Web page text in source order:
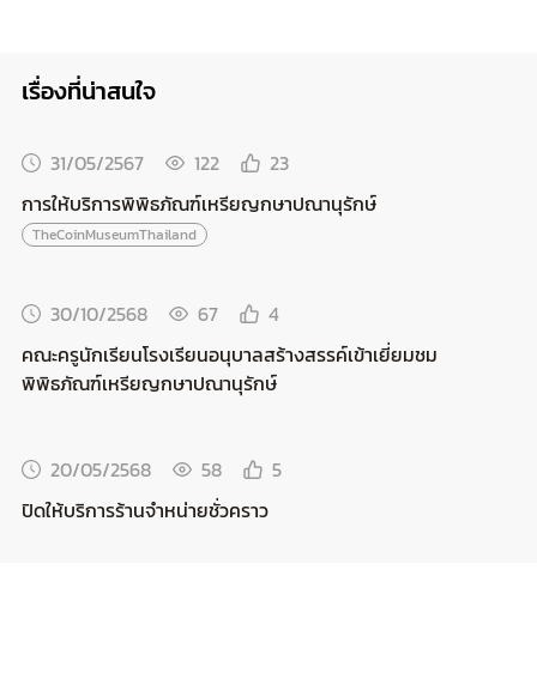
เรื่องที่น่าสนใจ
31/05/2567 122
23
การให้บริการพิพิธภัณฑ์เหรียญกษาปณานุรักษ์
TheCoinMuseumThailand
30/10/2568 67
4
คณะครูนักเรียนโรงเรียนอนุบาลสร้างสรรค์เข้าเยี่ยมชม
พิพิธภัณฑ์เหรียญกษาปณานุรักษ์
20/05/2568 58
5
ปิดให้บริการร้านจำหน่ายชั่วคราว